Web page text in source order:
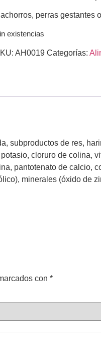
perras gestantes
existencias
AH0019 Categorías:
subproductos de res,
cloruro de colina,
pantotenato de calcio,
minerales (óxido de
con *